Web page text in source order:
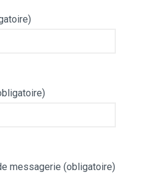
messagerie (obligatoire)